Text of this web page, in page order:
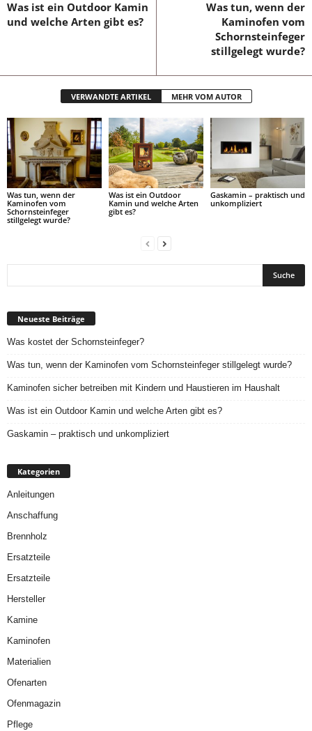
Was ist ein Outdoor Kamin
und welche Arten gibt es?
Was tun, wenn der
Kaminofen vom
Schornsteinfeger
stillgelegt wurde?
VERWANDTE ARTIKEL MEHR VOM AUTOR
Was tun, wenn der
Kaminofen vom
Schornsteinfeger
stillgelegt wurde?
Was ist ein Outdoor
Kamin und welche Arten
gibt es?
Gaskamin – praktisch und
unkompliziert
Neueste Beiträge
Was kostet der Schornsteinfeger?
Was tun, wenn der Kaminofen vom Schornsteinfeger stillgelegt wurde?
Kaminofen sicher betreiben mit Kindern und Haustieren im Haushalt
Was ist ein Outdoor Kamin und welche Arten gibt es?
Gaskamin – praktisch und unkompliziert
Kategorien
Anleitungen
Anschaffung
Brennholz
Ersatzteile
Ersatzteile
Hersteller
Kamine
Kaminofen
Materialien
Ofenarten
Ofenmagazin
Pflege